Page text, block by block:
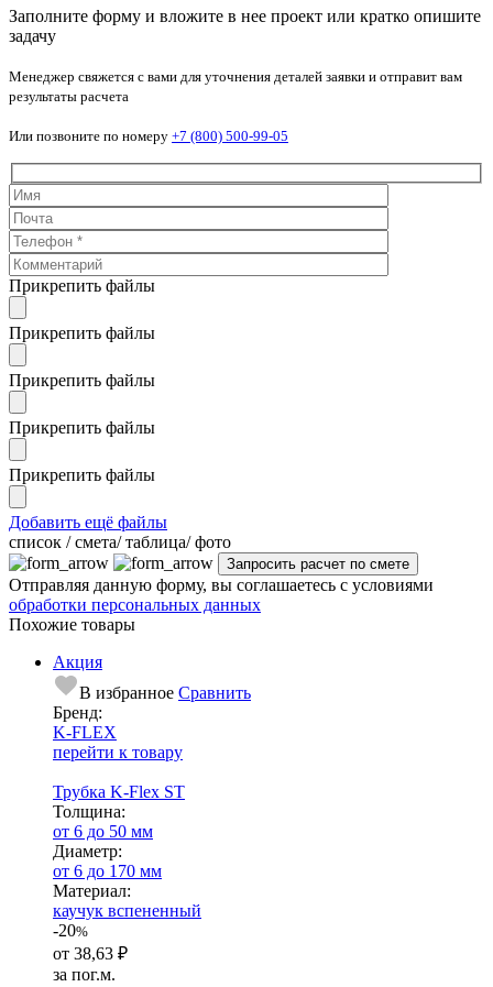
Заполните форму и вложите в нее проект или кратко опишите
задачу
Менеджер свяжется с вами для уточнения деталей заявки и отправит вам
результаты расчета
Или позвоните по номеру +7 (800) 500-99-05
Прикрепить файлы
Прикрепить файлы
Прикрепить файлы
Прикрепить файлы
Прикрепить файлы
Добавить ещё файлы
cписок / смета/ таблица/ фото
Отправляя данную форму, вы соглашаетесь с условиями
обработки персональных данных
Похожие товары
Акция
В избранное Сравнить
Бренд:
K-FLEX
перейти к товару
Трубка K-Flex ST
Тол­щи­на:
от 6 до 50 мм
Диаметр:
от 6 до 170 мм
Ма­­те­­ри­­ал:
каучук вспененный
-20%
от 38,63 ₽
за пог.м.